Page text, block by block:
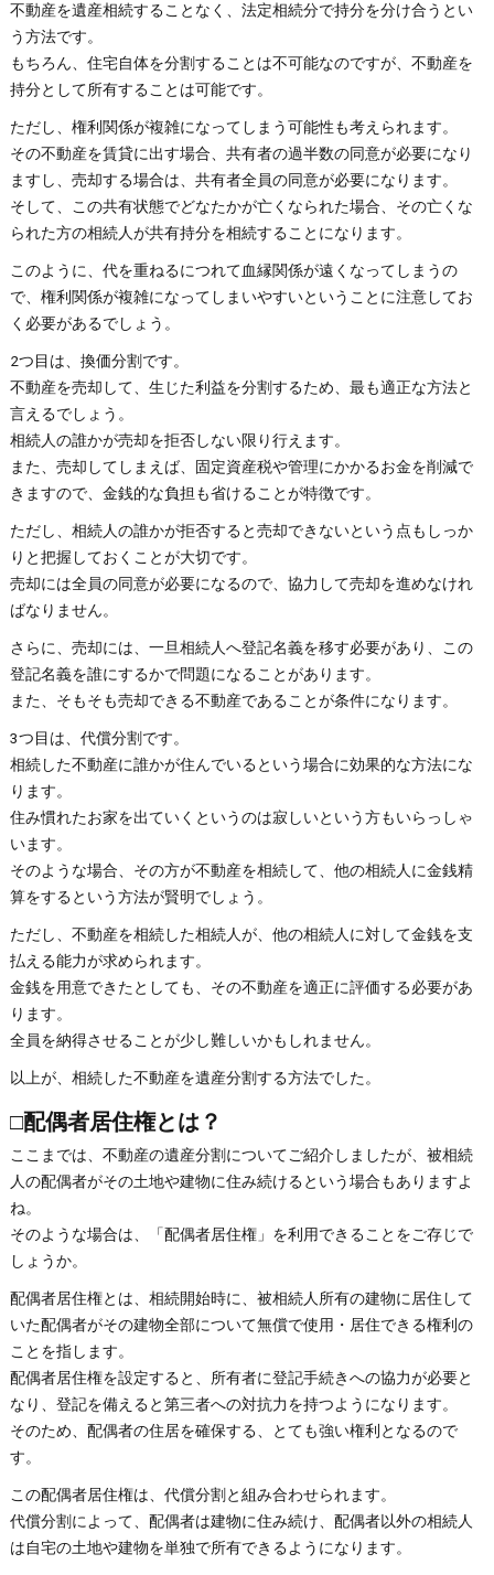
不動産を遺産相続することなく、法定相続分で持分を分け合うとい
う方法です。
もちろん、住宅自体を分割することは不可能なのですが、不動産を
持分として所有することは可能です。
ただし、権利関係が複雑になってしまう可能性も考えられます。
その不動産を賃貸に出す場合、共有者の過半数の同意が必要になり
ますし、売却する場合は、共有者全員の同意が必要になります。
そして、この共有状態でどなたかが亡くなられた場合、その亡くな
られた方の相続人が共有持分を相続することになります。
このように、代を重ねるにつれて血縁関係が遠くなってしまうの
で、権利関係が複雑になってしまいやすいということに注意してお
く必要があるでしょう。
2つ目は、換価分割です。
不動産を売却して、生じた利益を分割するため、最も適正な方法と
言えるでしょう。
相続人の誰かが売却を拒否しない限り行えます。
また、売却してしまえば、固定資産税や管理にかかるお金を削減で
きますので、金銭的な負担も省けることが特徴です。
ただし、相続人の誰かが拒否すると売却できないという点もしっか
りと把握しておくことが大切です。
売却には全員の同意が必要になるので、協力して売却を進めなけれ
ばなりません。
さらに、売却には、一旦相続人へ登記名義を移す必要があり、この
登記名義を誰にするかで問題になることがあります。
また、そもそも売却できる不動産であることが条件になります。
3つ目は、代償分割です。
相続した不動産に誰かが住んでいるという場合に効果的な方法にな
ります。
住み慣れたお家を出ていくというのは寂しいという方もいらっしゃ
います。
そのような場合、その方が不動産を相続して、他の相続人に金銭精
算をするという方法が賢明でしょう。
ただし、不動産を相続した相続人が、他の相続人に対して金銭を支
払える能力が求められます。
金銭を用意できたとしても、その不動産を適正に評価する必要があ
ります。
全員を納得させることが少し難しいかもしれません。
以上が、相続した不動産を遺産分割する方法でした。
□配偶者居住権とは？
ここまでは、不動産の遺産分割についてご紹介しましたが、被相続
人の配偶者がその土地や建物に住み続けるという場合もありますよ
ね。
そのような場合は、「配偶者居住権」を利用できることをご存じで
しょうか。
配偶者居住権とは、相続開始時に、被相続人所有の建物に居住して
いた配偶者がその建物全部について無償で使用・居住できる権利の
ことを指します。
配偶者居住権を設定すると、所有者に登記手続きへの協力が必要と
なり、登記を備えると第三者への対抗力を持つようになります。
そのため、配偶者の住居を確保する、とても強い権利となるので
す。
この配偶者居住権は、代償分割と組み合わせられます。
代償分割によって、配偶者は建物に住み続け、配偶者以外の相続人
は自宅の土地や建物を単独で所有できるようになります。